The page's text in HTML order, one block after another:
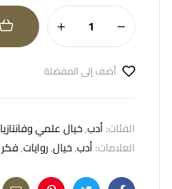
أضف إلى المفضلة
الفئات: أدب,خيال علمي وفانتازيا
العلامات: أدب,خيال,روايات,فكر